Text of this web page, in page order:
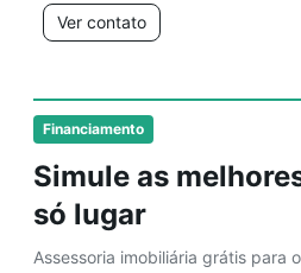
Financiamento
Simule as
só lugar
Assessoria imobiliária grátis para
Ver contato